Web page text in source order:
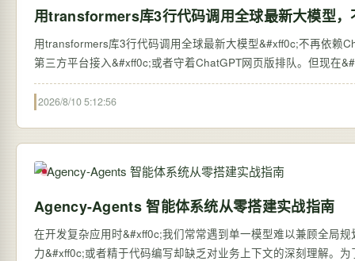
用transformers库3行代码调用全球最新大模型
用transformers库3行代码调用全球最新大模型&#xff0c;不再依赖ChatGPT网页版 过去&#xff0c;想体验全球最新的大语
第三方平台接入&#xff0c;或者守着ChatGPT网页版排队。但现在
2026/8/10 5:12:56
Agency-Agents 智能体系统从零搭建实战指南
在开发复杂应用时&#xff0c;我们常常遇到单一模型难以兼顾全局
力&#xff0c;或者精于代码编写却缺乏对业务上下文的深刻理解。